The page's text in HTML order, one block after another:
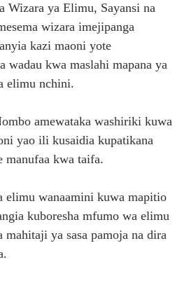
Wizara ya Elimu, Sayansi na
wizara imejipanga
kazi maoni yote
wadau kwa maslahi mapana ya
elimu nchini.
amewataka washiriki kuwa
yao ili kusaidia kupatikana
manufaa kwa taifa.
elimu wanaamini kuwa mapitio
kuboresha mfumo wa elimu
mahitaji ya sasa pamoja na dira